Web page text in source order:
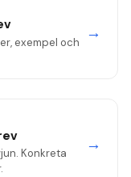
exempel och
→
Konkreta
→